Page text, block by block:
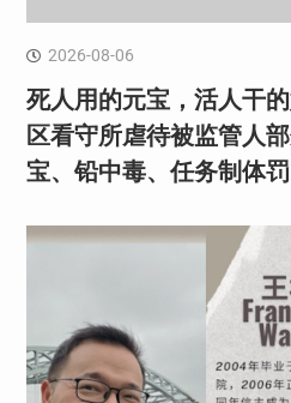
2026-08-06
死人用的元宝，活人干
区看守所虐待被监管人
宝、铅中毒、任务制体